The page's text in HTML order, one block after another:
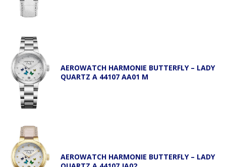
AEROWATCH HARMONIE BUTTERFLY – LADY
QUARTZ A 44107 AA01 M
AEROWATCH HARMONIE BUTTERFLY – LADY